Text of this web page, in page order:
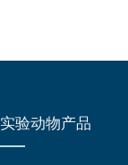
实验动物产品